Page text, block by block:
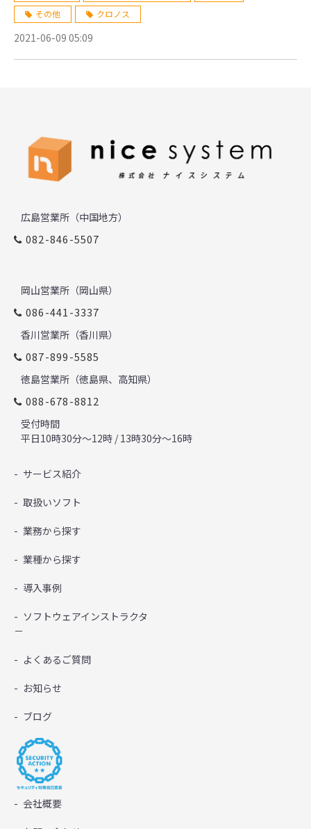
その他
クロノス
2021-06-09 05:09
広島営業所（中国地方）
082-846-5507
岡山営業所（岡山県）
086-441-3337
香川営業所（香川県）
087-899-5585
徳島営業所（徳島県、高知県）
088-678-8812
受付時間
平日10時30分～12時 / 13時30分～16時
サービス紹介
取扱いソフト
業務から探す
業種から探す
導入事例
ソフトウェアインストラクタ
－
よくあるご質問
お知らせ
ブログ
会社概要